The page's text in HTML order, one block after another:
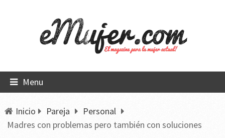
Menu
Inicio Pareja
Personal
Madres con problemas pero también con soluciones